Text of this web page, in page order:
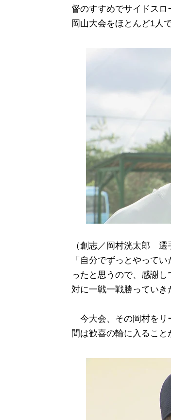
督のすすめでサイドス
岡山大会をほとんど1人
（創志／岡村洸太郎 選
「自分でずっとやって
ったと思うので、感謝
対に一戦一戦勝っていき
今大会、その岡村をリ
間は歓喜の輪に入ること